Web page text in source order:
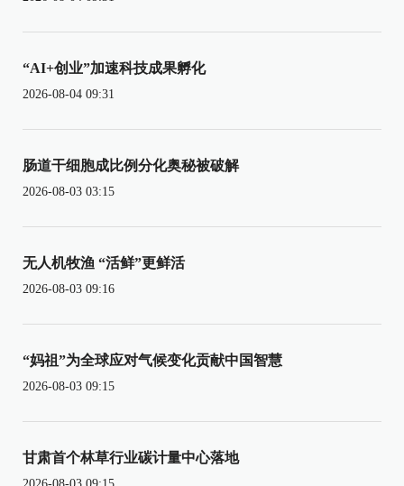
“AI+创业”加速科技成果孵化
2026-08-04 09:31
肠道干细胞成比例分化奥秘被破解
2026-08-03 03:15
无人机牧渔 “活鲜”更鲜活
2026-08-03 09:16
“妈祖”为全球应对气候变化贡献中国智慧
2026-08-03 09:15
甘肃首个林草行业碳计量中心落地